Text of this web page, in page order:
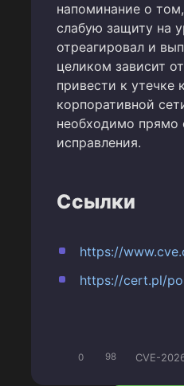
напоминание о
слабую защиту на
отреагировал и
целиком зависит
привести к
корпоративной
необходимо прямо
исправления.
Ссылки
https://
https://cert.pl/
0 98 CVE-